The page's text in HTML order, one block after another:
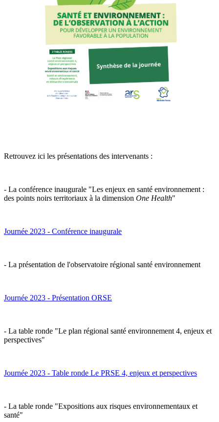
Retrouvez ici les présentations des intervenants :
- La conférence inaugurale "Les enjeux en santé environnement :
des points noirs territoriaux à la dimension One Health"
Journée 2023 - Conférence inaugurale
- La présentation de l'observatoire régional santé environnement
Journée 2023 - Présentation ORSE
- La table ronde "Le plan régional santé environnement 4, enjeux et
perspectives"
Journée 2023 - Table ronde Le PRSE 4, enjeux et perspectives
- La table ronde "Expositions aux risques environnementaux et
santé"